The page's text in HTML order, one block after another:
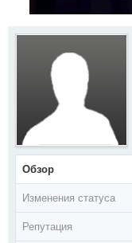
Обзор
Изменения статуса
Репутация